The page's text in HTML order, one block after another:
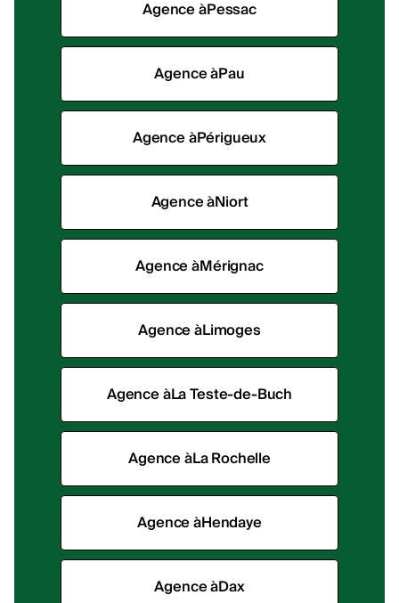
Agence àPessac
Agence àPau
Agence àPérigueux
Agence àNiort
Agence àMérignac
Agence àLimoges
Agence àLa Teste-de-Buch
Agence àLa Rochelle
Agence àHendaye
Agence àDax